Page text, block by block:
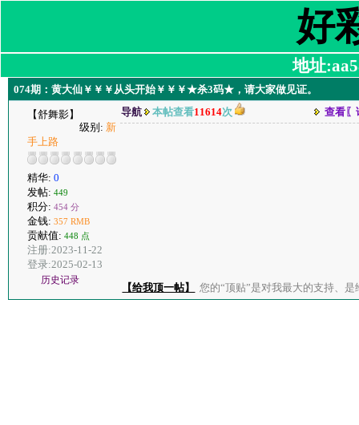
好
地址
074期：黄大仙￥￥￥从头开始￥￥￥★杀3码★，请大家做见证。
【舒舞影】
级别: 新
手上路
精华: 0
发帖: 449
积分: 454 分
金钱: 357 RMB
贡献值: 448 点
注册:2023-11-22
登录:2025-02-13
历史记录
导航 本帖查看11614次 查看〖
【给我顶一帖】 您的“顶贴”是对我最大的支持、